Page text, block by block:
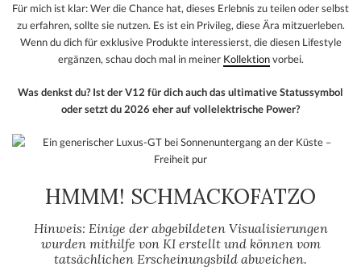
Für mich ist klar: Wer die Chance hat, dieses Erlebnis zu teilen oder selbst
zu erfahren, sollte sie nutzen. Es ist ein Privileg, diese Ära mitzuerleben.
Wenn du dich für exklusive Produkte interessierst, die diesen Lifestyle
ergänzen, schau doch mal in meiner Kollektionvorbei.
Was denkst du? Ist der V12 für dich auch das ultimative Statussymbol
oder setzt du 2026 eher auf vollelektrische Power?
HMMM! SCHMACKOFATZO
Hinweis: Einige der abgebildeten Visualisierungen
wurden mithilfe von KI erstellt und können vom
tatsächlichen Erscheinungsbild abweichen.